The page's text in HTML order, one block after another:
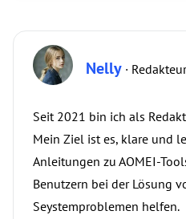
Nelly · Redakteur
Seit 2021 bin ich als
Mein Ziel ist es, klare und
Anleitungen zu AOMEI-
Benutzern bei der Lösung
Seystemproblemen helfen.